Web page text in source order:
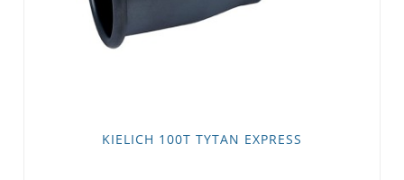
KIELICH 100T TYTAN EXPRESS